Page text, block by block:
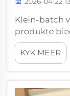
Klein-batch
produkte
wat
verby
produkte
KYK MEER